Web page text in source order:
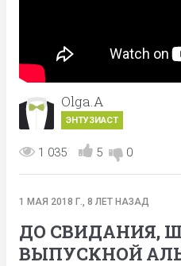
Olga.A
ЭНТУЗИАСТ
1 035 5 0
1 МАЯ 2018 Г., 8 ЛЕТ НАЗАД
ДО СВИДАНИЯ,
ВЫПУСКНОЙ